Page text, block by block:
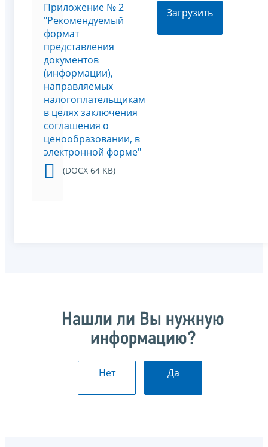
Приложение № 2
"Рекомендуемый
формат
представления
документов
(информации),
направляемых
налогоплательщикам
в целях заключения
соглашения о
ценообразовании, в
электронной форме"
(DOCX 64 KB)
Загрузить
Нашли ли Вы нужную
информацию?
Нет Да